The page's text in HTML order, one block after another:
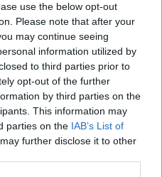
use the below opt-out
Please note that after your
may continue seeing
information utilized by
to third parties prior to
opt-out of the further
by third parties on the
This information may
parties on the IAB’s List of
further disclose it to other
ant objektų paišęs